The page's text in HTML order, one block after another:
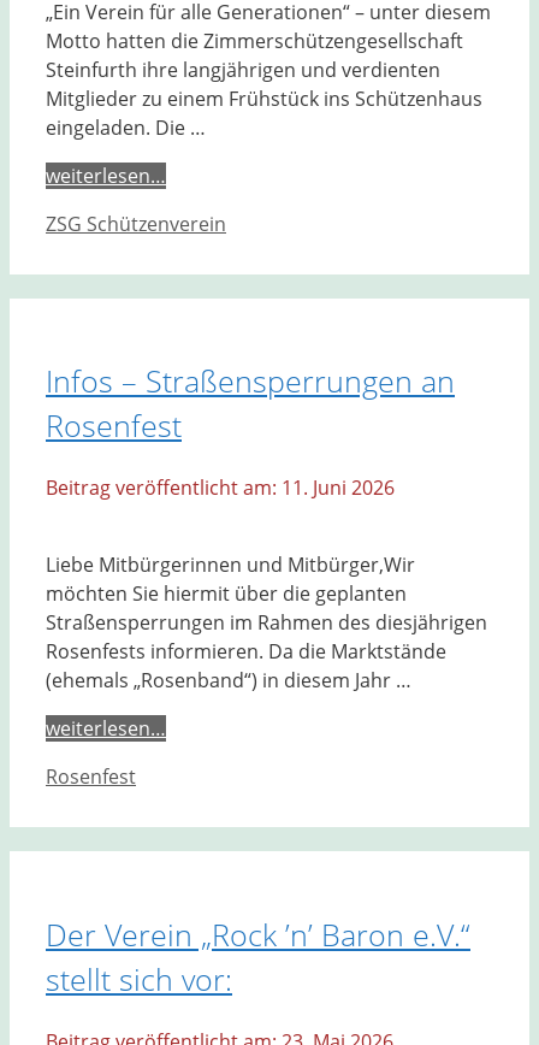
„Ein Verein für alle Generationen“ – unter diesem
Motto hatten die Zimmerschützengesellschaft
Steinfurth ihre langjährigen und verdienten
Mitglieder zu einem Frühstück ins Schützenhaus
eingeladen. Die …
weiterlesen…
Kategorien
ZSG Schützenverein
Infos – Straßensperrungen an
Rosenfest
11. Juni 2026
Liebe Mitbürgerinnen und Mitbürger,Wir
möchten Sie hiermit über die geplanten
Straßensperrungen im Rahmen des diesjährigen
Rosenfests informieren. Da die Marktstände
(ehemals „Rosenband“) in diesem Jahr …
weiterlesen…
Kategorien
Rosenfest
Der Verein „Rock ’n’ Baron e.V.“
stellt sich vor: